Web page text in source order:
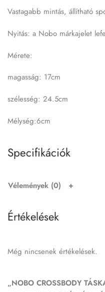
Vastagabb mintás, állítható
Nyitás: a Nobo márkajelet
Mérete:
magasság: 17cm
szélesség: 24.5cm
Mélység:6cm
Specifikációk
Vélemények (0)
Értékelések
Még nincsenek értékelések.
„NOBO CROSSBODY